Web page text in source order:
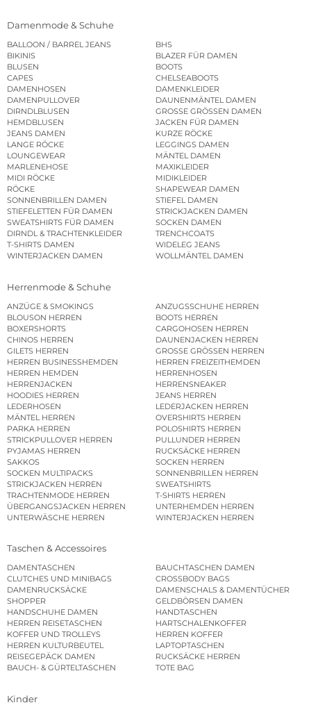
Damenmode & Schuhe
BALLOON / BARREL JEANS
BHS
BIKINIS
BLAZER FÜR DAMEN
BLUSEN
BOOTS
CAPES
CHELSEABOOTS
DAMENHOSEN
DAMENKLEIDER
DAMENPULLOVER
DAUNENMÄNTEL DAMEN
DIRNDLBLUSEN
GROSSE GRÖSSEN DAMEN
HEMDBLUSEN
JACKEN FÜR DAMEN
JEANS DAMEN
KURZE RÖCKE
LANGE RÖCKE
LEGGINGS DAMEN
LOUNGEWEAR
MÄNTEL DAMEN
MARLENEHOSE
MAXIKLEIDER
MIDI RÖCKE
MIDIKLEIDER
RÖCKE
SHAPEWEAR DAMEN
SONNENBRILLEN DAMEN
STIEFEL DAMEN
STIEFELETTEN FÜR DAMEN
STRICKJACKEN DAMEN
SWEATSHIRTS FÜR DAMEN
SOCKEN DAMEN
DIRNDL & TRACHTENKLEIDER
TRENCHCOATS
T-SHIRTS DAMEN
WIDELEG JEANS
WINTERJACKEN DAMEN
WOLLMÄNTEL DAMEN
Herrenmode & Schuhe
ANZÜGE & SMOKINGS
ANZUGSSCHUHE HERREN
BLOUSON HERREN
BOOTS HERREN
BOXERSHORTS
CARGOHOSEN HERREN
CHINOS HERREN
DAUNENJACKEN HERREN
GILETS HERREN
GROSSE GRÖSSEN HERREN
HERREN BUSINESSHEMDEN
HERREN FREIZEITHEMDEN
HERREN HEMDEN
HERRENHOSEN
HERRENJACKEN
HERRENSNEAKER
HOODIES HERREN
JEANS HERREN
LEDERHOSEN
LEDERJACKEN HERREN
MÄNTEL HERREN
OVERSHIRTS HERREN
PARKA HERREN
POLOSHIRTS HERREN
STRICKPULLOVER HERREN
PULLUNDER HERREN
PYJAMAS HERREN
RUCKSÄCKE HERREN
SAKKOS
SOCKEN HERREN
SOCKEN MULTIPACKS
SONNENBRILLEN HERREN
STRICKJACKEN HERREN
SWEATSHIRTS
TRACHTENMODE HERREN
T-SHIRTS HERREN
ÜBERGANGSJACKEN HERREN
UNTERHEMDEN HERREN
UNTERWÄSCHE HERREN
WINTERJACKEN HERREN
Taschen & Accessoires
DAMENTASCHEN
BAUCHTASCHEN DAMEN
CLUTCHES UND MINIBAGS
CROSSBODY BAGS
DAMENRUCKSÄCKE
DAMENSCHALS & DAMENTÜCHER
SHOPPER
GELDBÖRSEN DAMEN
HANDSCHUHE DAMEN
HANDTASCHEN
HERREN REISETASCHEN
HARTSCHALENKOFFER
KOFFER UND TROLLEYS
HERREN KOFFER
HERREN KULTURBEUTEL
LAPTOPTASCHEN
REISEGEPÄCK DAMEN
RUCKSÄCKE HERREN
BAUCH- & GÜRTELTASCHEN
TOTE BAG
Kinder